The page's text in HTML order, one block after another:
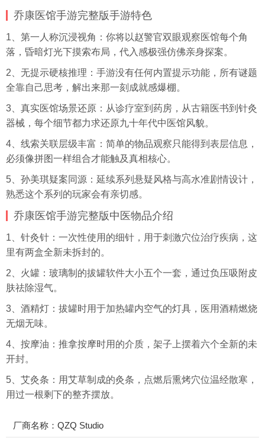
乔康医馆手游完整版手游特色
1、第一人称沉浸视角：你将以赵警官双眼观察医馆每个角
落，昏暗灯光下摸索布局，代入感极强仿佛亲身探案。
2、无提示硬核推理：手游没有任何内置提示功能，所有谜题
全靠自己思考，解出来那一刻成就感爆棚。
3、真实医馆场景还原：从诊疗室到药房，从古籍医书到针灸
器械，每个细节都力求还原九十年代中医馆风貌。
4、线索关联层级丰富：简单的物品观察只能得到表层信息，
必须像拼图一样组合才能触及真相核心。
5、孙美琪疑案同源：延续系列悬疑风格与高水准剧情设计，
熟悉这个系列的玩家会有亲切感。
乔康医馆手游完整版中医物品介绍
1、针灸针：一次性使用的细针，用于刺激穴位治疗疾病，这
里有两盒全新未拆封的。
2、火罐：玻璃制的拔罐软件大小五个一套，通过负压吸附皮
肤祛除湿气。
3、酒精灯：拔罐时用于加热罐内空气的灯具，医用酒精燃烧
无烟无味。
4、按摩油：推拿按摩时用的介质，架子上摆着六个全新的未
开封。
5、艾灸条：用艾草制成的灸条，点燃后熏烤穴位温经散寒，
用过一根剩下的整齐摆放。
厂商名称：QZQ Studio